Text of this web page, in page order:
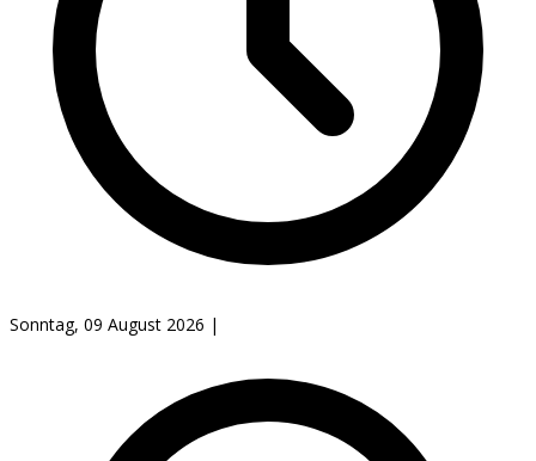
Sonntag, 09 August 2026 |